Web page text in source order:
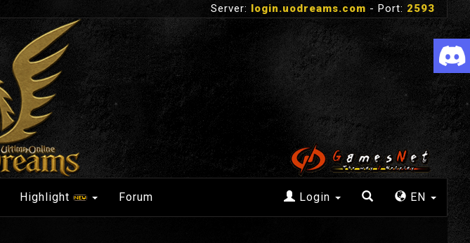
Server: login.uodreams.com - Port: 2593
Login EN
Highlight Forum